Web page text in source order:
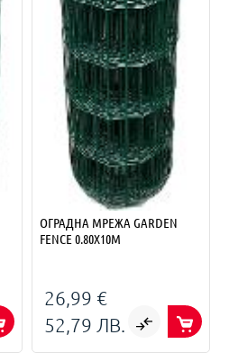
ОГРАДНА МРЕЖА GARDEN
FENCE 0.80X10M
26,99 €
52,79 ЛВ.